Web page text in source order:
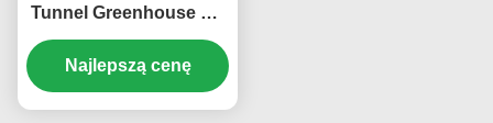
Tunnel Greenhouse Do
sadzenia pomidorów i
sałaty truskawkowej
Najlepszą cenę